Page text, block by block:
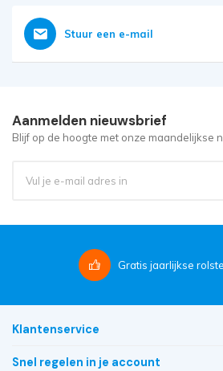
Stuur een e-mail
Aanmelden nieuwsbrief
Blijf op de hoogte met onze maandelijkse
Gratis jaarlijkse
Klantenservice
Snel regelen in je account